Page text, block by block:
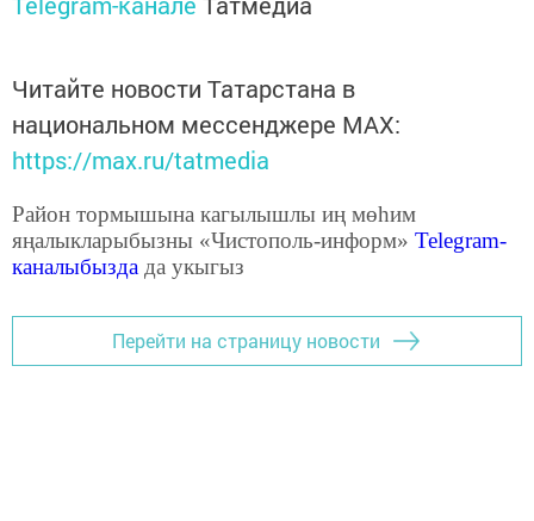
Читайте новости Татарстана в
национальном мессенджере MАХ:
https://max.ru/tatmedia
Район тормышына кагылышлы иң мөһим
яңалыкларыбызны «Чистополь-информ» Telegram-
каналыбызда да укыгыз
Перейти на страницу новости